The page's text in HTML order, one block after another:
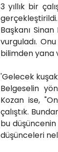
3 yıllık bir
Başkanı
vurguladı.
bilimden yana
'Gelecek
Belgeselin
Kozan ise,
çalıştık.
bu
düşünceleri